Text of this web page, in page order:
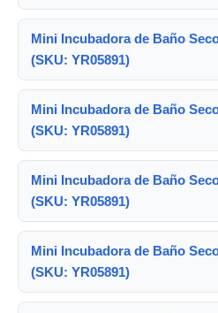
Mini Incubadora de Baño
(SKU: YR05891)
Mini Incubadora de Baño
(SKU: YR05891)
Mini Incubadora de Baño
(SKU: YR05891)
Mini Incubadora de Baño
(SKU: YR05891)